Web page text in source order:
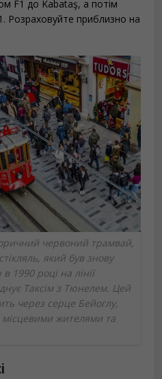
F1 до Kabataş, а потім
Розраховуйте приблизно на
червоний трамвай,
який був знову
1990 році на лінії
Таксім з Тюнелем. Цей
через серце Бейоглу,
жителями та